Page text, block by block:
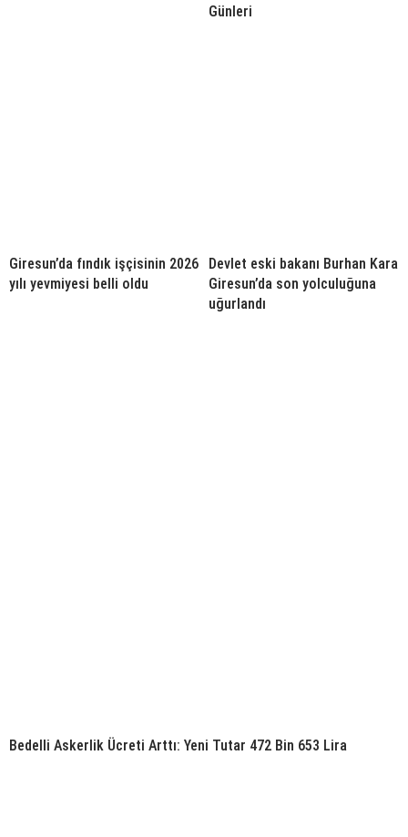
Günleri
Giresun’da fındık işçisinin 2026
yılı yevmiyesi belli oldu
Devlet eski bakanı Burhan Kara
Giresun’da son yolculuğuna
uğurlandı
Bedelli Askerlik Ücreti Arttı: Yeni Tutar 472 Bin 653 Lira